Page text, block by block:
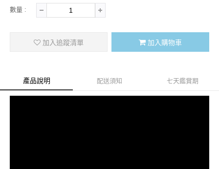
數量 :
加入追蹤清單 加入購物車
產品說明 配送須知 七天鑑賞期